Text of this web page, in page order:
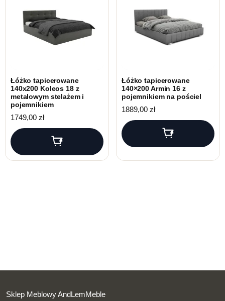
Łóżko tapicerowane
140x200 Koleos 18 z
metalowym stelażem i
pojemnikiem
1749,00 zł
Łóżko tapicerowane
140×200 Armin 16 z
pojemnikiem na pościel
1889,00 zł
Sklep Meblowy AndLemMeble